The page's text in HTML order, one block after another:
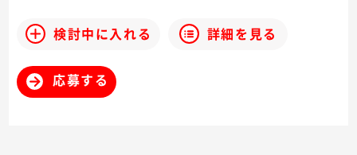
検討中に入れる 詳細を見る
応募する